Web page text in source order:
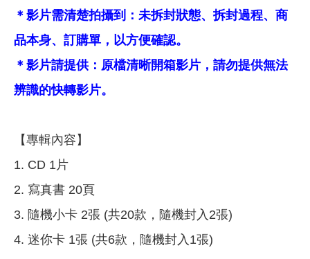
＊影片需清楚拍攝到：未拆封狀態、拆封過程、商
品本身、訂購單，以方便確認。
＊影片請提供：原檔清晰開箱影片，請勿提供無法
辨識的快轉影片。
【專輯內容】
1. CD 1片
2. 寫真書 20頁
3. 隨機小卡 2張 (共20款，隨機封入2張)
4. 迷你卡 1張 (共6款，隨機封入1張)